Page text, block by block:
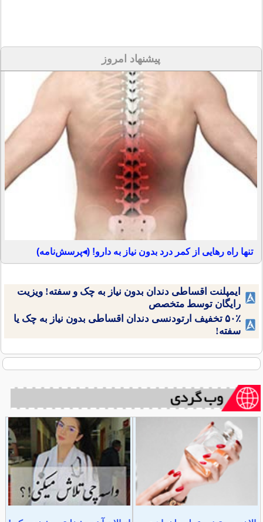
پیشنهاد امروز
تنها راه رهایی از کمر درد بدون نیاز به دارو! (◂پرسش‌نامه)
ایمپلنت اقساطی دندان بدون نیاز به چک و سفته! ویزیت
رایگان توسط متخصص
۵۰٪ تخفیف ارتودنسی دندان اقساطی بدون نیاز به چک یا
سفته!